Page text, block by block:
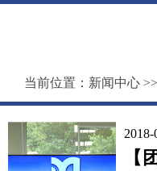
当前位置： 新闻中心 >>
2018-
【